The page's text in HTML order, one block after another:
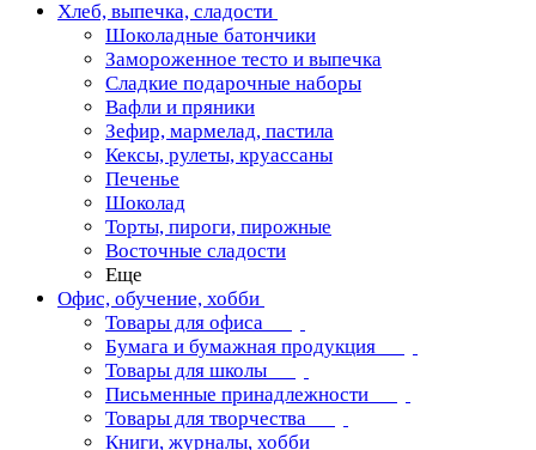
Хлеб, выпечка, сладости
Шоколадные батончики
Замороженное тесто и выпечка
Сладкие подарочные наборы
Вафли и пряники
Зефир, мармелад, пастила
Кексы, рулеты, круассаны
Печенье
Шоколад
Торты, пироги, пирожные
Восточные сладости
Еще
Офис, обучение, хобби
Товары для офиса
Бумага и бумажная продукция
Товары для школы
Письменные принадлежности
Товары для творчества
Книги, журналы, хобби